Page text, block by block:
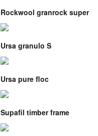
Rockwool granrock super
Ursa granulo S
Ursa pure floc
Supafil timber frame